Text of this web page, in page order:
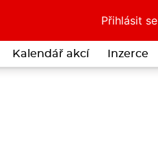
Přihlásit se
Kalendář akcí Inzerce